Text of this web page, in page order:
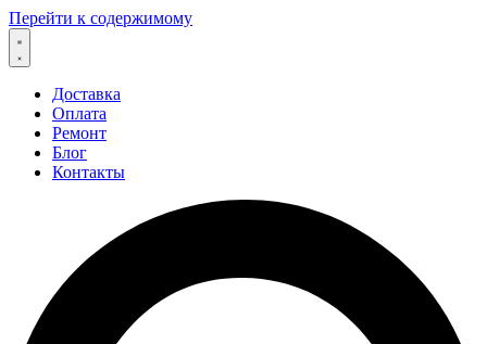
Перейти к содержимому
Доставка
Оплата
Ремонт
Блог
Контакты